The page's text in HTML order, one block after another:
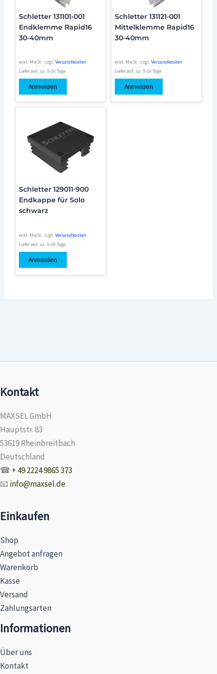
Schletter 131101-001
Endklemme Rapid16
30-40mm
exkl. MwSt. zzgl.Versandkosten
Lieferzeit:ca. 5-10 Tage
Anmelden
Schletter 131121-001
Mittelklemme Rapid16
30-40mm
exkl. MwSt. zzgl. Versandkosten
Lieferzeit: ca. 5-10 Tage
Anmelden
Schletter 129011-900
Endkappe für Solo
schwarz
exkl. MwSt. zzgl.Versandkosten
Lieferzeit:ca. 5-10 Tage
Anmelden
Kontakt
MAXSEL GmbH
Hauptstr. 83
53619 Rheinbreitbach
Deutschland
☎ + 49 2224 9865 373
📧 info@maxsel.de
Einkaufen
Shop
Angebot anfragen
Warenkorb
Kasse
Versand
Zahlungsarten
Informationen
Über uns
Kontakt